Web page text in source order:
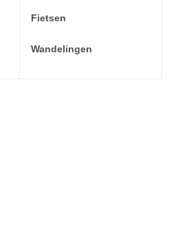
Fietsen
Wandelingen